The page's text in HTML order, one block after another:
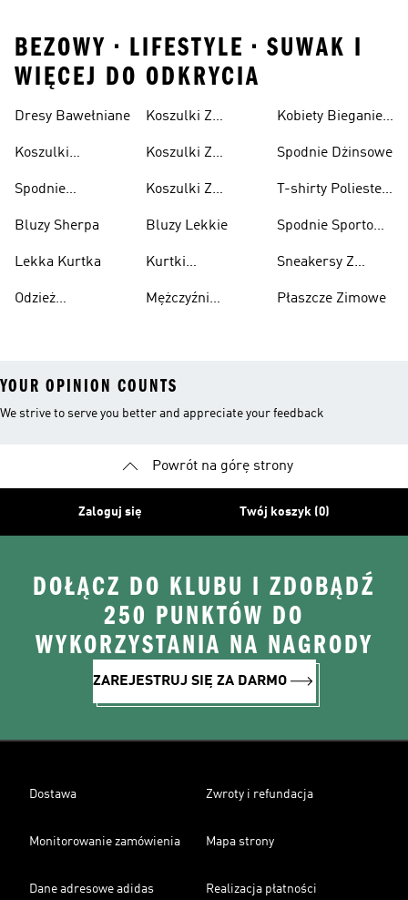
BEZOWY • LIFESTYLE • SUWAK I
WIĘCEJ DO ODKRYCIA
Dresy Bawełniane
Koszulki
Spodnie
Bluzy Sherpa
Lekka Kurtka
Odzież
Koszulki Z
Męskie
Koszulki Z
Damska
Koszulki Z
Bluzy Lekkie
Kurtki
Mężczyźni
Lifestyle
Kobiety Bieganie I
Spodnie Dżinsowe
T-shirty Poliester
Spodnie Sportowe
Recyklingu
Sneakersy Z
Cholewką
Płaszcze Zimowe
YOUR OPINION COUNTS
We strive to serve you better and appreciate your feedback
Powrót na górę strony
Zaloguj się Twój koszyk (0)
DOŁĄCZ DO KLUBU I ZDOBĄDŹ
250 PUNKTÓW DO
WYKORZYSTANIA NA NAGRODY
ZAREJESTRUJ SIĘ ZA DARMO
Dostawa Zwroty i refundacja
Monitorowanie zamówienia Mapa strony
Dane adresowe adidas Realizacja płatności